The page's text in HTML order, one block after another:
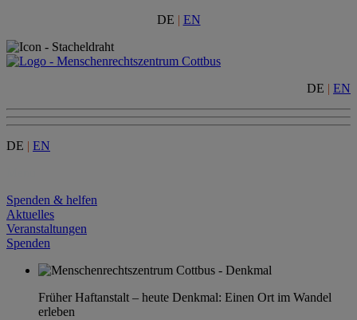
DE | EN
DE | EN
DE | EN
Spenden & helfen
Aktuelles
Veranstaltungen
Spenden
Früher Haftanstalt – heute Denkmal: Einen Ort im Wandel
erleben